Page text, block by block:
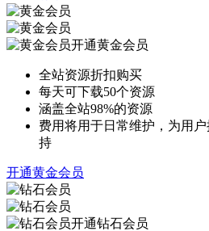
开通黄金会员
全站资源折扣购买
每天可下载50个资源
涵盖全站98%的资源
费用将用于日常维护，为用
持
开通黄金会员
开通钻石会员